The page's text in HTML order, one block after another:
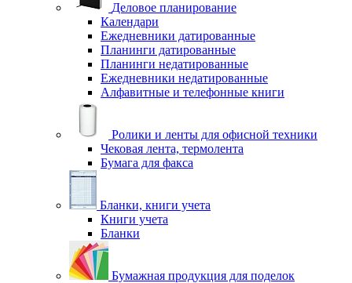
Деловое планирование
Календари
Ежедневники датированные
Планинги датированные
Планинги недатированные
Ежедневники недатированные
Алфавитные и телефонные книги
Ролики и ленты для офисной техники
Чековая лента, термолента
Бумага для факса
Бланки, книги учета
Книги учета
Бланки
Бумажная продукция для поделок